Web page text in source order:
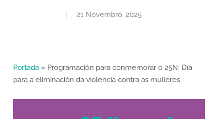
21 Novembro, 2025
Portada» Programación para conmemorar o 25N: Día
para a eliminación da violencia contra as mulleres